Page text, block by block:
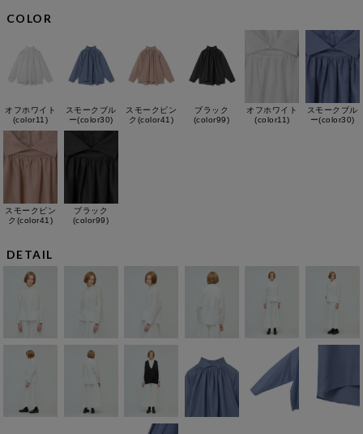
COLOR
オフホワイト
(color11)
スモークブル
ー(color30)
スモークピン
ク(color41)
ブラック
(color99)
オフホワイト
(color11)
スモークブル
ー(color30)
スモークピン
ク(color41)
ブラック
(color99)
DETAIL